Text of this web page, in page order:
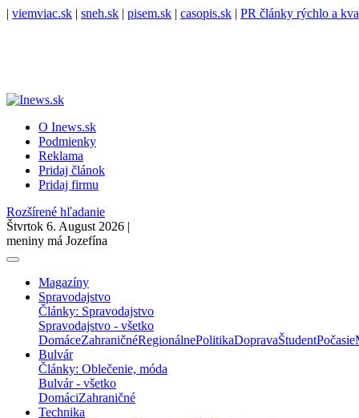
| viemviac.sk | sneh.sk | pisem.sk | casopis.sk | PR články rýchlo a
O Inews.sk
Podmienky
Reklama
Pridaj článok
Pridaj firmu
Rozšírené hľadanie
Štvrtok 6. August 2026 |
meniny má Jozefína
Magazíny
Spravodajstvo
Články: Spravodajstvo
Spravodajstvo - všetko
DomáceZahraničnéRegionálnePolitikaDopravaŠtudentPočasie
Bulvár
Články: Oblečenie, móda
Bulvár - všetko
DomáciZahraničné
Technika